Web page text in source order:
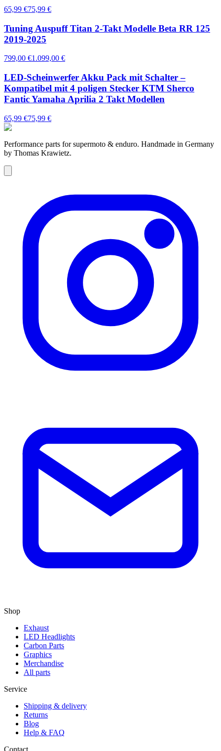
65,99 €75,99 €
Tuning Auspuff Titan 2-Takt Modelle Beta RR 125
2019-2025
799,00 €1.099,00 €
LED-Scheinwerfer Akku Pack mit Schalter –
Kompatibel mit 4 poligen Stecker KTM Sherco
Fantic Yamaha Aprilia 2 Takt Modellen
65,99 €75,99 €
Performance parts for supermoto & enduro. Handmade in Germany
by Thomas Krawietz.
Shop
Exhaust
LED Headlights
Carbon Parts
Graphics
Merchandise
All parts
Service
Shipping & delivery
Returns
Blog
Help & FAQ
Contact